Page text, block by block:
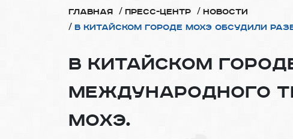
Главная / Пресс-центр / Новости
/ В китайском городе Мохэ обсудили
В китайском
международного
Мохэ.